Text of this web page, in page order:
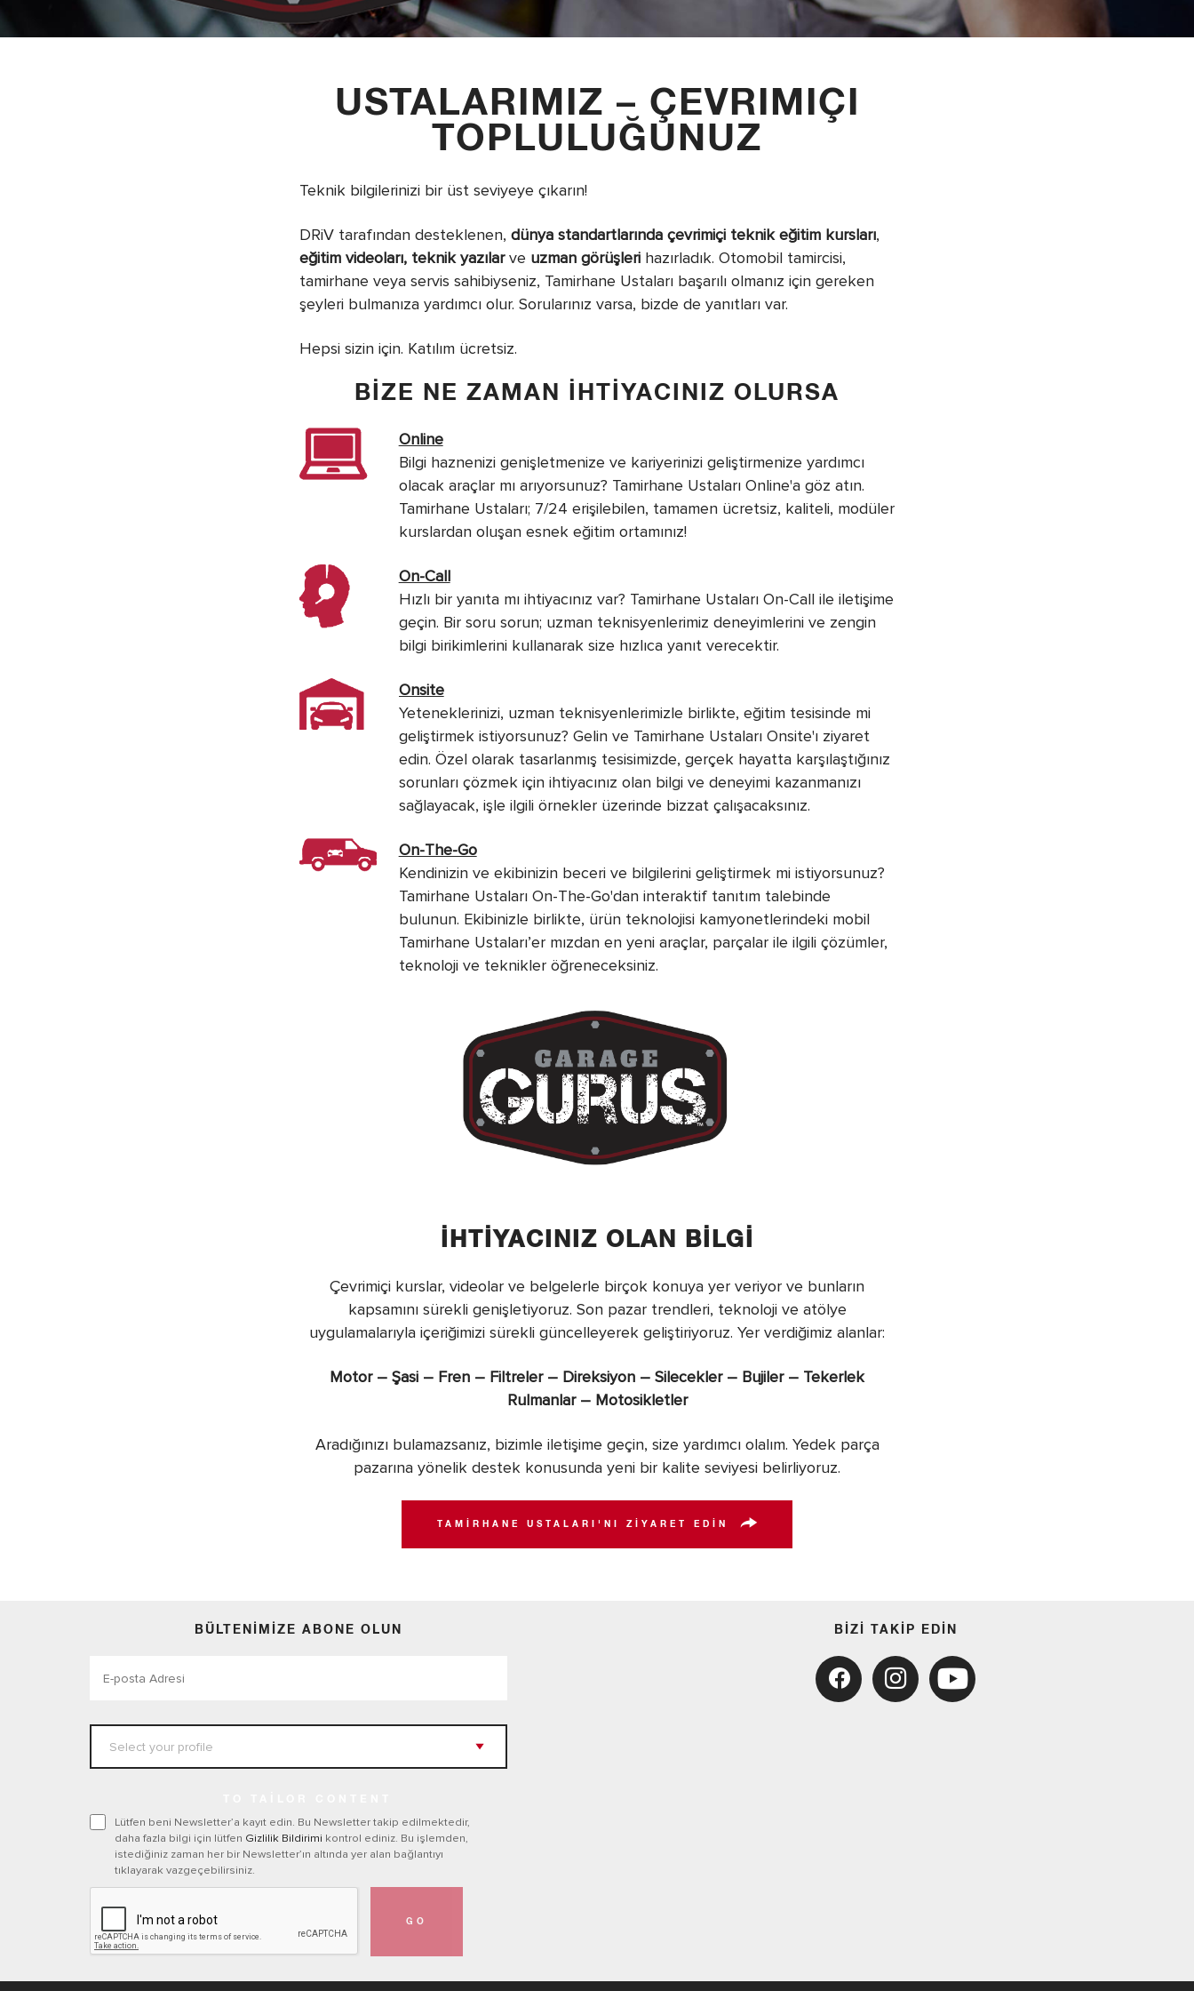
Aksesuarlar
USTALARIMIZ – ÇEVRIMIÇI
TOPLULUĞUNUZ
Teknik bilgilerinizi bir üst seviyeye çıkarın!
DRiV tarafından desteklenen, dünya standartlarında çevrimiçi teknik eğitim kursları,
eğitim videoları, teknik yazılarve uzman görüşleri hazırladık. Otomobil tamircisi,
tamirhane veya servis sahibiyseniz, Tamirhane Ustaları başarılı olmanız için gereken
şeyleri bulmanıza yardımcı olur. Sorularınız varsa, bizde de yanıtları var.
Hepsi sizin için. Katılım ücretsiz.
BIZE NE ZAMAN IHTIYACINIZ OLURSA
Online
Bilgi haznenizi genişletmenize ve kariyerinizi geliştirmenize yardımcı
olacak araçlar mı arıyorsunuz? Tamirhane Ustaları Online'a göz atın.
Tamirhane Ustaları; 7/24 erişilebilen, tamamen ücretsiz, kaliteli, modüler
kurslardan oluşan esnek eğitim ortamınız!
On-Call
Hızlı bir yanıta mı ihtiyacınız var? Tamirhane Ustaları On-Call ile iletişime
geçin. Bir soru sorun; uzman teknisyenlerimiz deneyimlerini ve zengin
bilgi birikimlerini kullanarak size hızlıca yanıt verecektir.
Onsite
Yeteneklerinizi, uzman teknisyenlerimizle birlikte, eğitim tesisinde mi
geliştirmek istiyorsunuz? Gelin ve Tamirhane Ustaları Onsite'ı ziyaret
edin. Özel olarak tasarlanmış tesisimizde, gerçek hayatta karşılaştığınız
sorunları çözmek için ihtiyacınız olan bilgi ve deneyimi kazanmanızı
sağlayacak, işle ilgili örnekler üzerinde bizzat çalışacaksınız.
On-The-Go
Kendinizin ve ekibinizin beceri ve bilgilerini geliştirmek mi istiyorsunuz?
Tamirhane Ustaları On-The-Go'dan interaktif tanıtım talebinde
bulunun. Ekibinizle birlikte, ürün teknolojisi kamyonetlerindeki mobil
Tamirhane Ustaları’er mızdan en yeni araçlar, parçalar ile ilgili çözümler,
teknoloji ve teknikler öğreneceksiniz.
İHTIYACINIZ OLAN BILGI
Çevrimiçi kurslar, videolar ve belgelerle birçok konuya yer veriyor ve bunların
kapsamını sürekli genişletiyoruz. Son pazar trendleri, teknoloji ve atölye
uygulamalarıyla içeriğimizi sürekli güncelleyerek geliştiriyoruz. Yer verdiğimiz alanlar:
Motor – Şasi – Fren – Filtreler – Direksiyon – Silecekler – Bujiler – Tekerlek
Rulmanlar – Motosikletler
Aradığınızı bulamazsanız, bizimle iletişime geçin, size yardımcı olalım. Yedek parça
pazarına yönelik destek konusunda yeni bir kalite seviyesi belirliyoruz.
TAMIRHANE USTALARI'NI ZIYARET EDIN
BÜLTENIMIZE ABONE OLUN
Lütfen beni Newsletter’a kayıt edin. Bu Newsletter takip edilmektedir,
daha fazla bilgi için lütfen Gizlilik Bildirimi kontrol ediniz. Bu işlemden,
istediğiniz zaman her bir Newsletter’ın altında yer alan bağlantıyı
tıklayarak vazgeçebilirsiniz.
GO
BIZI TAKIP EDIN